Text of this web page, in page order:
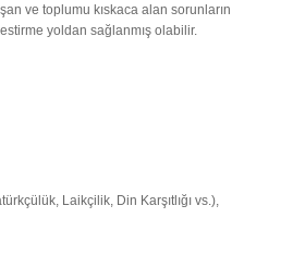
ve toplumu kıskaca alan sorunların
yoldan sağlanmış olabilir.
Laikçilik, Din Karşıtlığı vs.),